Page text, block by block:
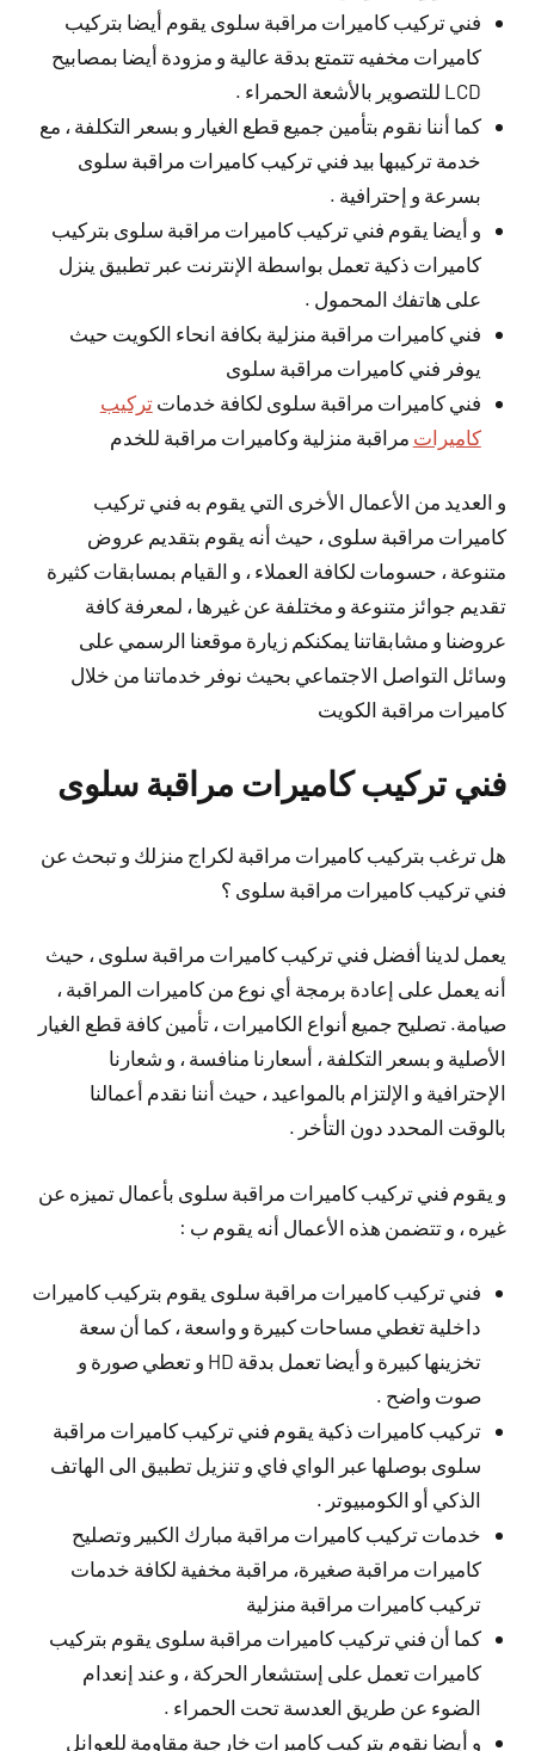
فني تركيب كاميرات مراقبة سلوى يقوم أيضا بتركيب
كاميرات مخفيه تتمتع بدقة عالية و مزودة أيضا بمصابيح
LCD للتصوير بالأشعة الحمراء .
كما أننا نقوم بتأمين جميع قطع الغيار و بسعر التكلفة ، مع
خدمة تركيبها بيد فني تركيب كاميرات مراقبة سلوى
بسرعة و إحترافية .
و أيضا يقوم فني تركيب كاميرات مراقبة سلوى بتركيب
كاميرات ذكية تعمل بواسطة الإنترنت عبر تطبيق ينزل
على هاتفك المحمول .
فني كاميرات مراقبة منزلية بكافة انحاء الكويت حيث
يوفر فني كاميرات مراقبة سلوى
فني كاميرات مراقبة سلوى لكافة خدماتتركيب
كاميرات مراقبة منزلية وكاميرات مراقبة للخدم
و العديد من الأعمال الأخرى التي يقوم به فني تركيب
كاميرات مراقبة سلوى ، حيث أنه يقوم بتقديم عروض
متنوعة ، حسومات لكافة العملاء ، و القيام بمسابقات كثيرة
تقديم جوائز متنوعة و مختلفة عن غيرها ، لمعرفة كافة
عروضنا و مشابقاتنا يمكنكم زيارة موقعنا الرسمي على
وسائل التواصل الاجتماعي بحيث نوفر خدماتنا من خلال
كاميرات مراقبة الكويت
فني تركيب كاميرات مراقبة سلوى
هل ترغب بتركيب كاميرات مراقبة لكراج منزلك و تبحث عن
فني تركيب كاميرات مراقبة سلوى ؟
يعمل لدينا أفضل فني تركيب كاميرات مراقبة سلوى ، حيث
أنه يعمل على إعادة برمجة أي نوع من كاميرات المراقبة ،
صيامة. تصليح جميع أنواع الكاميرات ، تأمين كافة قطع الغيار
الأصلية و بسعر التكلفة ، أسعارنا منافسة ، و شعارنا
الإحترافية و الإلتزام بالمواعيد ، حيث أننا نقدم أعمالنا
بالوقت المحدد دون التأخر .
و يقوم فني تركيب كاميرات مراقبة سلوى بأعمال تميزه عن
غيره ، و تتضمن هذه الأعمال أنه يقوم ب :
فني تركيب كاميرات مراقبة سلوى يقوم بتركيب كاميرات
داخلية تغطي مساحات كبيرة و واسعة ، كما أن سعة
تخزينها كبيرة و أيضا تعمل بدقة HD و تعطي صورة و
صوت واضح .
تركيب كاميرات ذكية يقوم فني تركيب كاميرات مراقبة
سلوى بوصلها عبر الواي فاي و تنزيل تطبيق الى الهاتف
الذكي أو الكومبيوتر .
خدمات تركيب كاميرات مراقبة مبارك الكبير وتصليح
كاميرات مراقبة صغيرة، مراقبة مخفية لكافة خدمات
تركيب كاميرات مراقبة منزلية
كما أن فني تركيب كاميرات مراقبة سلوى يقوم بتركيب
كاميرات تعمل على إستشعار الحركة ، و عند إنعدام
الضوء عن طريق العدسة تحت الحمراء .
و أيضا نقوم بتركيب كاميرات خارجية مقاومة للعوانل